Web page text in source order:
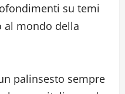
su temi
al mondo della
palinsesto sempre